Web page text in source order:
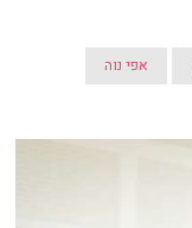
אפי נוה